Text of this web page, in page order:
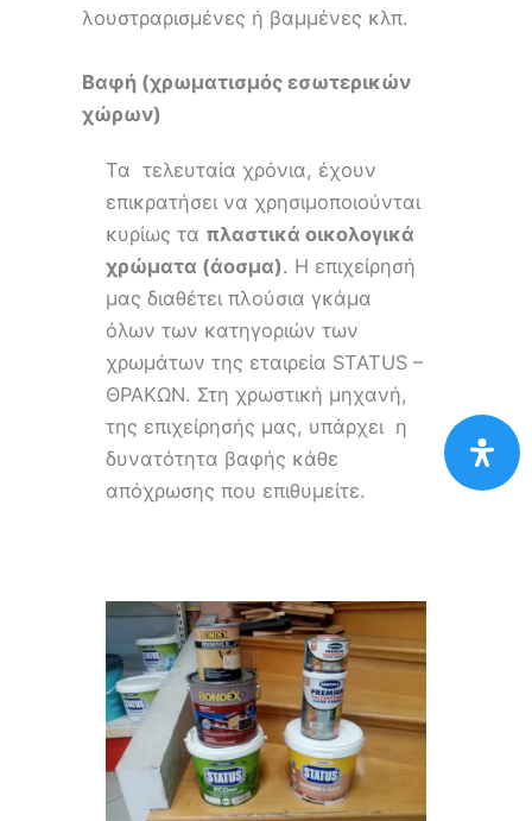
λουστραρισμένες ή βαμμένες κλπ.
Βαφή (χρωματισμός εσωτερικών
χώρων)
Τα τελευταία χρόνια, έχουν
επικρατήσει να χρησιμοποιούνται
κυρίως τα πλαστικά οικολογικά
χρώματα (άοσμα). Η επιχείρησή
μας διαθέτει πλούσια γκάμα
όλων των κατηγοριών των
χρωμάτων της εταιρεία STATUS –
ΘΡΑΚΩΝ. Στη χρωστική μηχανή,
της επιχείρησής μας, υπάρχει η
δυνατότητα βαφής κάθε
απόχρωσης που επιθυμείτε.